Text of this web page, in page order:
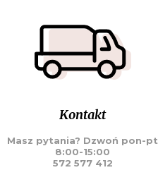
Kontakt
Masz pytania? Dzwoń pon-pt
8:00-15:00
572 577 412